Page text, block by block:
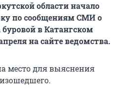
области начало
по сообщениям СМИ о
в Катангском
на сайте ведомства.
место для выяснения